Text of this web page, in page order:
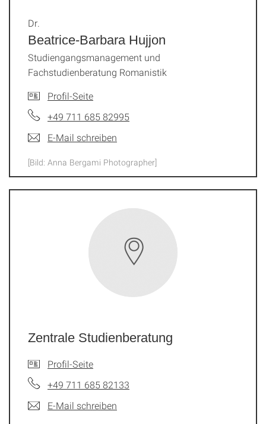
Beatrice-Barbara Hujjon
Dr.
Studiengangsmanagement und
Fachstudienberatung Romanistik
Profil-Seite
+49 711 685 82995
E-Mail schreiben
[Bild: Anna Bergami Photographer]
Zentrale Studienberatung
Profil-Seite
+49 711 685 82133
E-Mail schreiben